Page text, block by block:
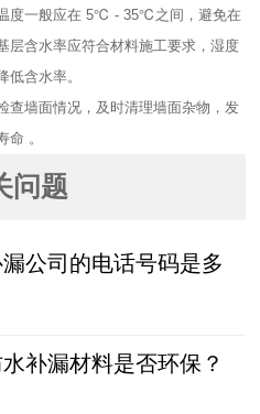
度一般应在 5℃ - 35℃之间，避免在
层含水率应符合材料施工要求，湿度
低含水率。​
查墙面情况，及时清理墙面杂物，发
命 。
问题
公司的电话号码是多
补漏材料是否环保？